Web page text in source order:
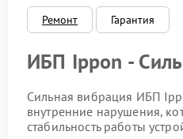
Ремонт Гарантия
ИБП Ippon -
Сильная вибрация ИБП
внутренние нарушения,
стабильность работы